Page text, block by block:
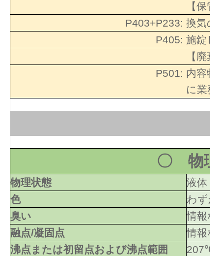
【保
P403+P233: 換気
P405: 施錠
【廃
P501: 内容
に業
〇 物理
物理状態
液体
色
わず
臭い
情報
融点/凝固点
情報
沸点または初留点および沸点範囲
207℃